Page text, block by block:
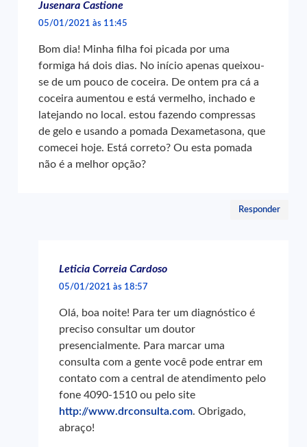
Jusenara Castione
05/01/2021 às 11:45
Bom dia! Minha filha foi picada por uma
formiga há dois dias. No início apenas queixou-
se de um pouco de coceira. De ontem pra cá a
coceira aumentou e está vermelho, inchado e
latejando no local. estou fazendo compressas
de gelo e usando a pomada Dexametasona, que
comecei hoje. Está correto? Ou esta pomada
não é a melhor opção?
Responder
Leticia Correia Cardoso
05/01/2021 às 18:57
Olá, boa noite! Para ter um diagnóstico é
preciso consultar um doutor
presencialmente. Para marcar uma
consulta com a gente você pode entrar em
contato com a central de atendimento pelo
fone 4090-1510 ou pelo site
http://www.drconsulta.com. Obrigado,
abraço!